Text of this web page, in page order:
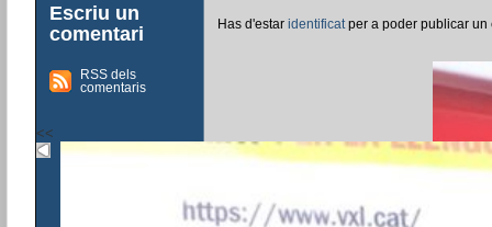
Escriu un
comentari
RSS dels
comentaris
Has d'estar identificatper a poder publicar un
<<